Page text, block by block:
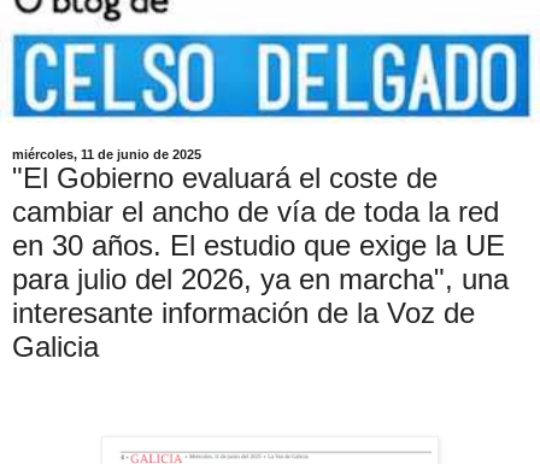
miércoles, 11 de junio de 2025
"El Gobierno evaluará el coste de
cambiar el ancho de vía de toda la red
en 30 años. El estudio que exige la UE
para julio del 2026, ya en marcha", una
interesante información de la Voz de
Galicia